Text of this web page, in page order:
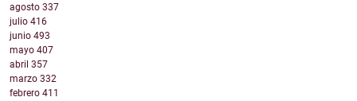
agosto 337
julio 416
junio 493
mayo 407
abril 357
marzo 332
febrero 411